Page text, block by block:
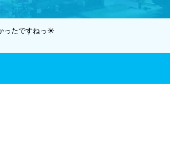
ったですねっ☀